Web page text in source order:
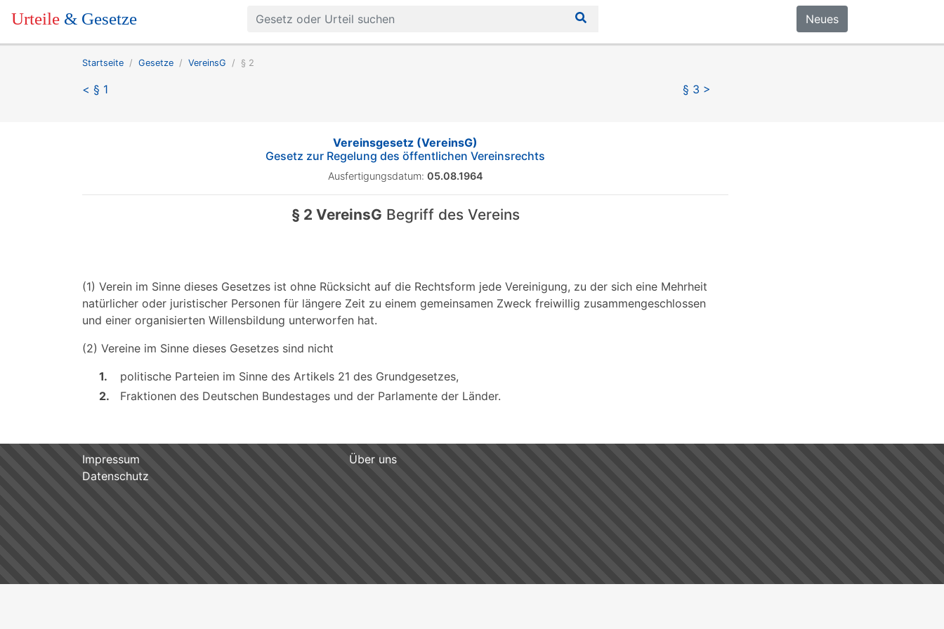
Urteile & Gesetze Neues
Startseite Gesetze VereinsG § 2
< § 1 § 3 >
Vereinsgesetz (VereinsG)
Gesetz zur Regelung des öffentlichen Vereinsrechts
Ausfertigungsdatum: 05.08.1964
§ 2 VereinsG Begriff des Vereins
(1) Verein im Sinne dieses Gesetzes ist ohne Rücksicht auf die Rechtsform jede Vereinigung, zu der sich eine Mehrheit
natürlicher oder juristischer Personen für längere Zeit zu einem gemeinsamen Zweck freiwillig zusammengeschlossen
und einer organisierten Willensbildung unterworfen hat.
(2) Vereine im Sinne dieses Gesetzes sind nicht
1.
politische Parteien im Sinne des Artikels 21 des Grundgesetzes,
2.
Fraktionen des Deutschen Bundestages und der Parlamente der Länder.
Impressum
Über uns
Datenschutz